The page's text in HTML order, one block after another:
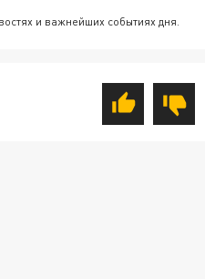
и важнейших событиях дня.